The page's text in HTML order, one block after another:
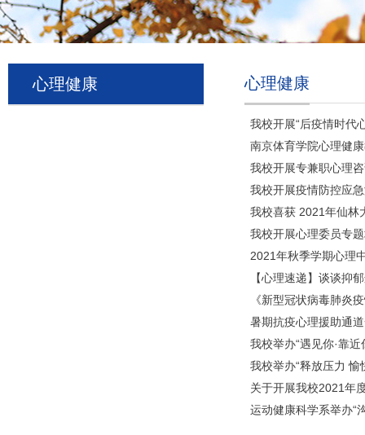
心理健康 心理健康
我校开展“后疫情时代
南京体育学院心理健
我校开展专兼职心理
我校开展疫情防控应
我校喜获 2021年仙林
我校开展心理委员专
2021年秋季学期心理
【心理速递】谈谈抑
《新型冠状病毒肺炎
暑期抗疫心理援助通
我校举办“遇见你·靠
我校举办“释放压力 愉
关于开展我校2021年
运动健康科学系举办“